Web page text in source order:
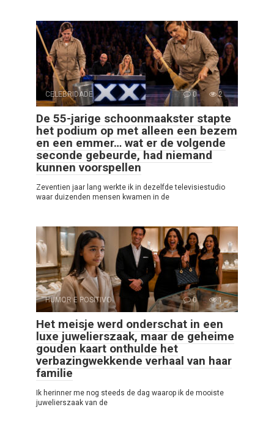
CELEBRIDADE 0 2
De 55-jarige schoonmaakster stapte
het podium op met alleen een bezem
en een emmer… wat er de volgende
seconde gebeurde, had niemand
kunnen voorspellen
Zeventien jaar lang werkte ik in dezelfde televisiestudio
waar duizenden mensen kwamen in de
HUMOR E POSITIVO 0 1
Het meisje werd onderschat in een
luxe juwelierszaak, maar de geheime
gouden kaart onthulde het
verbazingwekkende verhaal van haar
familie
Ik herinner me nog steeds de dag waarop ik de mooiste
juwelierszaak van de